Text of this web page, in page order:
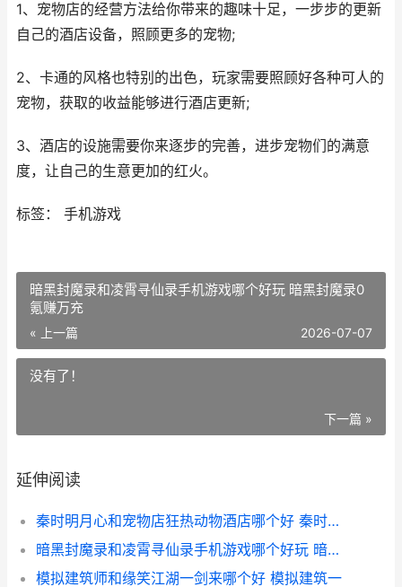
1、宠物店的经营方法给你带来的趣味十足，一步步的更新
自己的酒店设备，照顾更多的宠物;
2、卡通的风格也特别的出色，玩家需要照顾好各种可人的
宠物，获取的收益能够进行酒店更新;
3、酒店的设施需要你来逐步的完善，进步宠物们的满意
度，让自己的生意更加的红火。
标签： 手机游戏
暗黑封魔录和凌霄寻仙录手机游戏哪个好玩 暗黑封魔录0
氪赚万充
« 上一篇 2026-07-07
没有了！
下一篇 »
延伸阅读
秦时明月心和宠物店狂热动物酒店哪个好 秦时明月里人心
暗黑封魔录和凌霄寻仙录手机游戏哪个好玩 暗黑封魔录0氪赚万充
模拟建筑师和缘笑江湖一剑来哪个好 模拟建筑一